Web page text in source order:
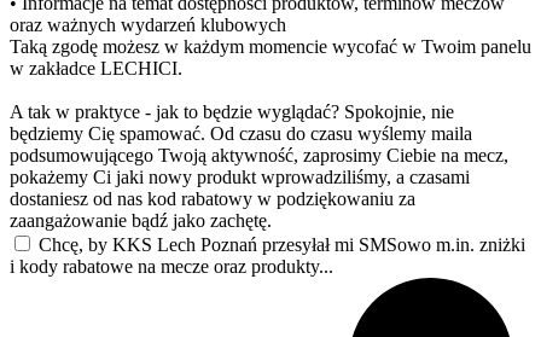
oraz ważnych wydarzeń klubowych
Taką zgodę możesz w każdym momencie wycofać w Twoim panelu
w zakładce LECHICI.
A tak w praktyce - jak to będzie wyglądać? Spokojnie, nie
będziemy Cię spamować. Od czasu do czasu wyślemy maila
podsumowującego Twoją aktywność, zaprosimy Ciebie na mecz,
pokażemy Ci jaki nowy produkt wprowadziliśmy, a czasami
dostaniesz od nas kod rabatowy w podziękowaniu za
zaangażowanie bądź jako zachętę.
Chcę, by KKS Lech Poznań przesyłał mi SMSowo m.in. zniżki
i kody rabatowe na mecze oraz produkty...